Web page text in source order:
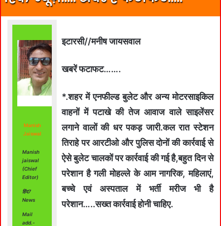
Manish
Jaiswal
Manish
jaiswal
(Chief
Editor)
हिंद7
News
Mail
add.-
इटारसी//मनीष जायसवाल
खबरें फटाफट…….
*.शहर में एनफील्ड बुलेट और अन्य मोटरसाइकिल
वाहनों में पटाखे की तेज आवाज वाले साइलेंसर
लगाने वालों की धर पकड़ जारी.कल रात स्टेशन
तिराहे पर आरटीओ और पुलिस दोनों की कार्रवाई से
ऐसे बुलेट चालकों पर कार्रवाई की गई है,बहुत दिन से
परेशान है गली मोहल्ले के आम नागरिक, महिलाएं,
बच्चे एवं अस्पताल में भर्ती मरीज भी है
परेशान…..सख्त कार्रवाई होनी चाहिए.